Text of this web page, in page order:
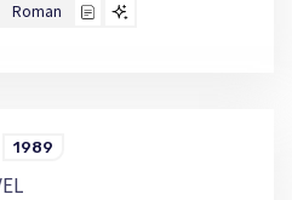
Roman
1989